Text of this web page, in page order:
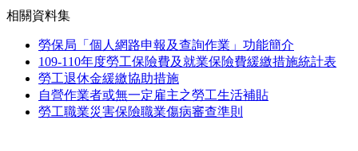
相關資料集
勞保局「個人網路申報及查詢作業」功能簡介
109-110年度勞工保險費及就業保險費緩繳措施統計表
勞工退休金緩繳協助措施
自營作業者或無一定雇主之勞工生活補貼
勞工職業災害保險職業傷病審查準則